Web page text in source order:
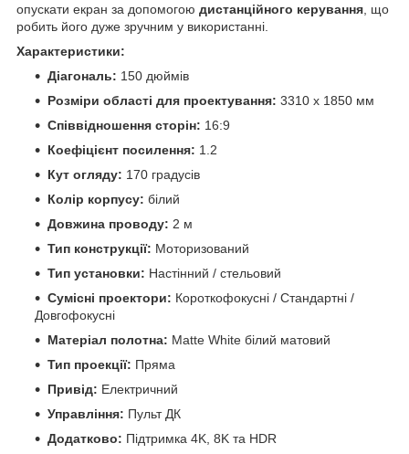
опускати екран за допомогою дистанційного керування , що
робить його дуже зручним у використанні.
Характеристики:
Діагональ: 150 дюймів
Розміри області для проектування: 3310 х 1850 мм
Співвідношення сторін: 16:9
Коефіцієнт посилення: 1.2
Кут огляду: 170 градусів
Колір корпусу: білий
Довжина проводу: 2 м
Тип конструкції: Моторизований
Тип установки: Настінний / стельовий
Сумісні проектори: Короткофокусні / Стандартні /
Довгофокусні
Матеріал полотна: Matte White білий матовий
Тип проекції: Пряма
Привід: Електричний
Управління: Пульт ДК
Додатково: Підтримка 4K, 8K та HDR